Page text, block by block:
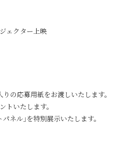
ェクター上映
の応募用紙をお渡しいたします。
トいたします。
ネル｣を特別展示いたします。